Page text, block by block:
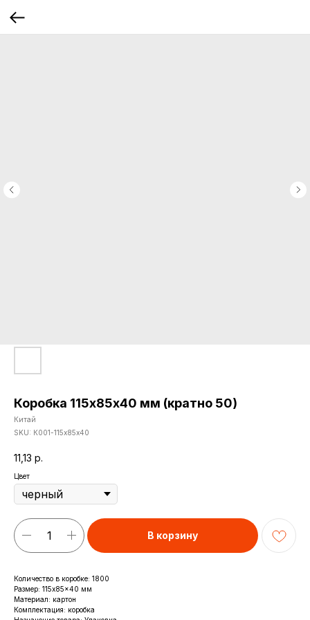
Коробка 115х85х40 мм (кратно 50)
Китай
SKU: К001-115х85х40
11,13 р.
Цвет
В корзину
Количество в коробке: 1800
Размер: 115x85x40 мм
Материал: картон
Комплектация: коробка